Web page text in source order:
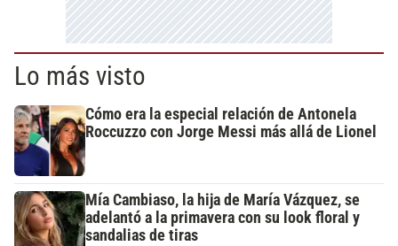
Lo más visto
Cómo era la especial relación de Antonela
Roccuzzo con Jorge Messi más allá de Lionel
Mía Cambiaso, la hija de María Vázquez, se
adelantó a la primavera con su look floral y
sandalias de tiras